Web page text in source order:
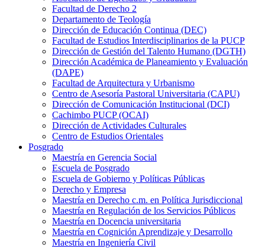
Facultad de Derecho 2
Departamento de Teología
Dirección de Educación Continua (DEC)
Facultad de Estudios Interdisciplinarios de la PUCP
Dirección de Gestión del Talento Humano (DGTH)
Dirección Académica de Planeamiento y Evaluación
(DAPE)
Facultad de Arquitectura y Urbanismo
Centro de Asesoría Pastoral Universitaria (CAPU)
Dirección de Comunicación Institucional (DCI)
Cachimbo PUCP (OCAI)
Dirección de Actividades Culturales
Centro de Estudios Orientales
Posgrado
Maestría en Gerencia Social
Escuela de Posgrado
Escuela de Gobierno y Políticas Públicas
Derecho y Empresa
Maestría en Derecho c.m. en Política Jurisdiccional
Maestría en Regulación de los Servicios Públicos
Maestría en Docencia universitaria
Maestría en Cognición Aprendizaje y Desarrollo
Maestría en Ingeniería Civil